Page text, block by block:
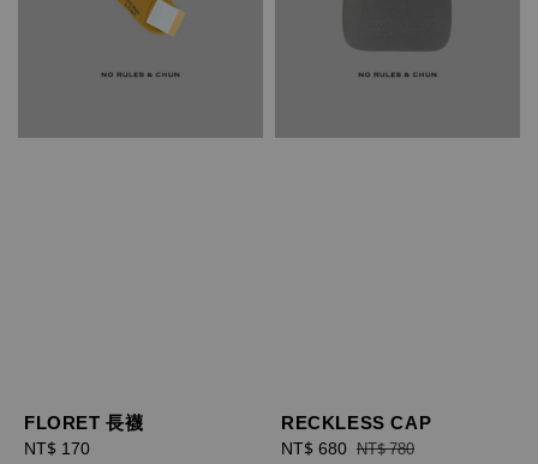
FLORET 長襪
Regular
NT$ 170
RECKLESS CAP
Sale
NT$ 680 Regular
NT$ 780